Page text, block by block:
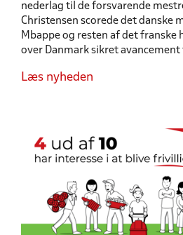
nederlag til de forsvarende
Christensen scorede det danske
Mbappe og resten af det franske
over Danmark sikret
Læs nyheden